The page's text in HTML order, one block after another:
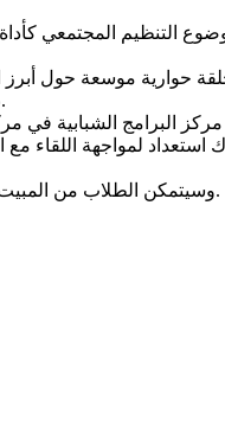
التنظيم المجتمعي
حوارية موسعة حول
طلاب وأكاديميين أدوات عملية تساعد على معرفة الحقوق والدفاع عنها، إضافة إلى بحث دور الطلاب في الحركات الطلابية والمشاركة في النضال الجماهيري.
البرامج الشبابية في
استعداد لمواجهة
وسيتمكن الطلاب من المبيت في مساكن طلاب "بيت الكرمل" ويتم التركيز على طلاب في مواضيع العلوم السياسية، الاقتصاد، القانون، العلاقات الدولية، انجليزي، تنظيم مجتمعي واعلام.